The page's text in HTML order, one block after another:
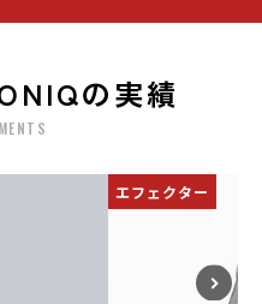
の実績
エフェクター